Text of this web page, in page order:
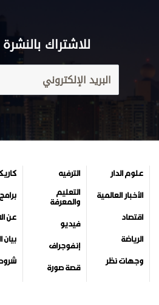
للاشتراك بالنشرة
علوم الدار
الأخبار العالمية
اقتصاد
الرياضة
وجهات نظر
الترفيه
التعليم
والمعرفة
فيديو
إنفوجراف
قصة صورة
برامج
عن